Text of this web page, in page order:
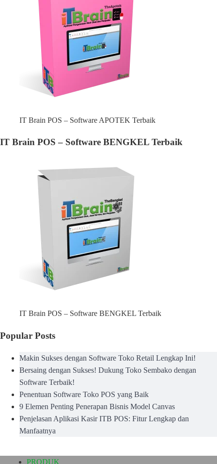
IT Brain POS – Software APOTEK Terbaik
IT Brain POS – Software BENGKEL Terbaik
IT Brain POS – Software BENGKEL Terbaik
Popular Posts
Makin Sukses dengan Software Toko Retail Lengkap Ini!
Bersaing dengan Sukses! Dukung Toko Sembako dengan
Software Terbaik!
Penentuan Software Toko POS yang Baik
9 Elemen Penting Penerapan Bisnis Model Canvas
Penjelasan Aplikasi Kasir ITB POS: Fitur Lengkap dan
Manfaatnya
PRODUK